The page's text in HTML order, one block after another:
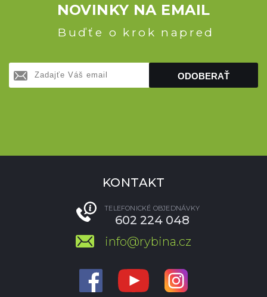
NOVINKY NA EMAIL
Buďťe o krok napred
ODOBERAŤ
KONTAKT
TELEFONICKÉ OBJEDNÁVKY
602 224 048
info@rybina.cz